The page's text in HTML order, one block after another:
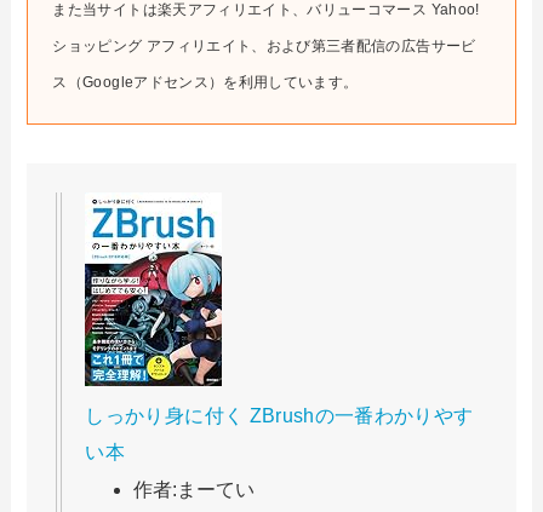
また当サイトは楽天アフィリエイト、バリューコマース Yahoo!
ショッピング アフィリエイト、および第三者配信の広告サービ
ス（Googleアドセンス）を利用しています。
しっかり身に付く ZBrushの一番わかりやす
い本
作者: まーてい